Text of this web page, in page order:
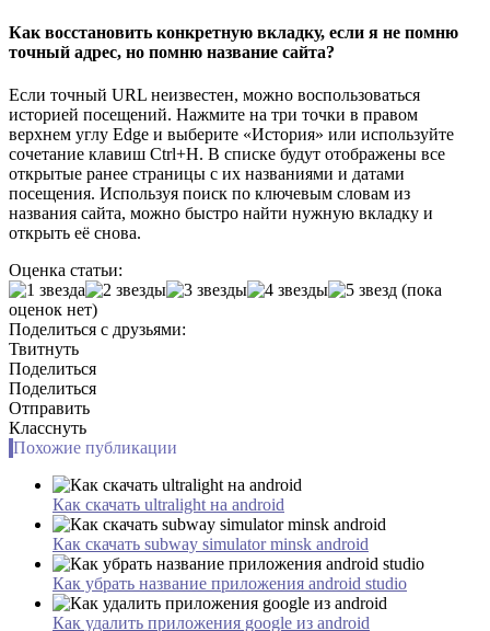
Как восстановить конкретную вкладку, если я не помню
точный адрес, но помню название сайта?
Если точный URL неизвестен, можно воспользоваться
историей посещений. Нажмите на три точки в правом
верхнем углу Edge и выберите «История» или используйте
сочетание клавиш Ctrl+H. В списке будут отображены все
открытые ранее страницы с их названиями и датами
посещения. Используя поиск по ключевым словам из
названия сайта, можно быстро найти нужную вкладку и
открыть её снова.
Оценка статьи:
(пока
оценок нет)
Поделиться с друзьями:
Твитнуть
Поделиться
Поделиться
Отправить
Класснуть
Похожие публикации
Как скачать ultralight на android
Как скачать subway simulator minsk android
Как убрать название приложения android studio
Как удалить приложения google из android